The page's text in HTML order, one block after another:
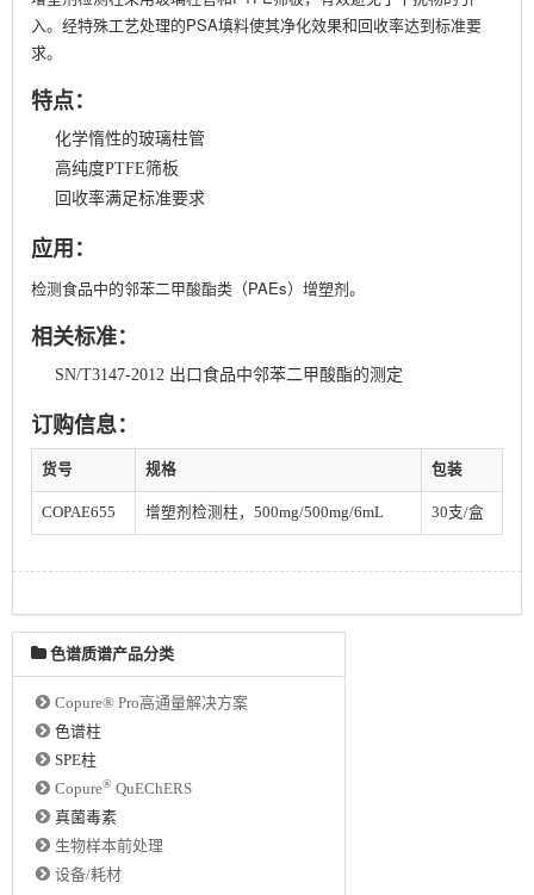
入。经特殊工艺处理的PSA填料使其净化效果和回收率达到标准要
求。
特点：
化学惰性的玻璃柱管
高纯度PTFE筛板
回收率满足标准要求
应用：
检测食品中的邻苯二甲酸酯类（PAEs）增塑剂。
相关标准：
SN/T3147-2012 出口食品中邻苯二甲酸酯的测定
订购信息：
货号 规格 包装
COPAE655 增塑剂检测柱，500mg/500mg/6mL 30支/盒
色谱质谱产品分类
Copure® Pro高通量解决方案
色谱柱
SPE柱
Copure® QuEChERS
真菌毒素
生物样本前处理
设备/耗材